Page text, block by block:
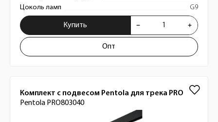
Цоколь ламп
G9
Купить
Опт
Комплект с подвесом Pentola для трека PRO
Pentola PRO803040